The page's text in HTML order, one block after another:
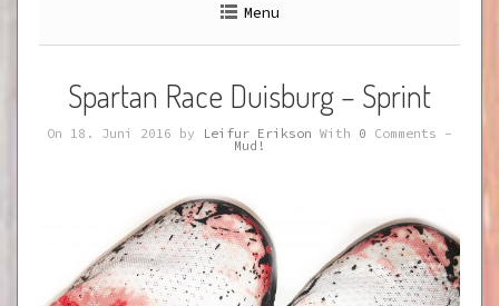
Menu
Spartan Race Duisburg – Sprint
On 18. Juni 2016 by Leifur Erikson With 0 Comments -
Mud!